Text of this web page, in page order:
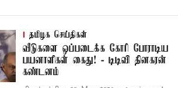
தமிழக செய்திகள்
வீடுகளை ஒப்படைக்க கோரி போராடிய
பயனாளிகள் கைது! - டிடிவி தினகரன்
கண்டனம்